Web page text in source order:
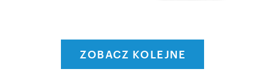
ZOBACZ KOLEJNE